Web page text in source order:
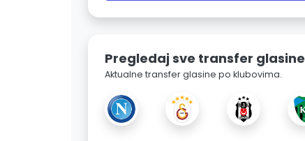
Pregledaj sve transfer glasine
Aktualne transfer glasine po klubovima.